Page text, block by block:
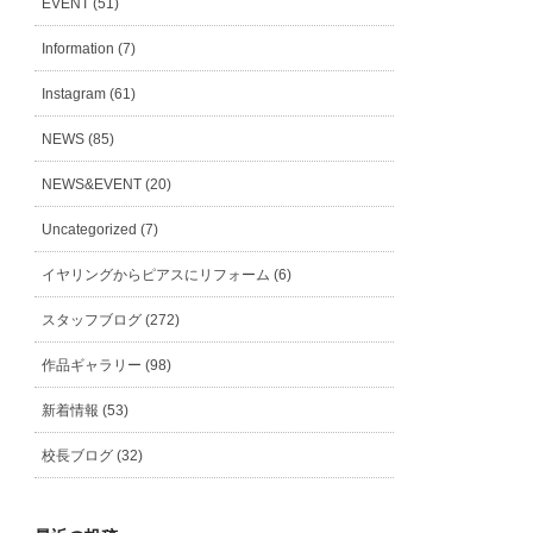
EVENT (51)
Information (7)
Instagram (61)
NEWS (85)
NEWS&EVENT (20)
Uncategorized (7)
イヤリングからピアスにリフォーム (6)
スタッフブログ (272)
作品ギャラリー (98)
新着情報 (53)
校長ブログ (32)